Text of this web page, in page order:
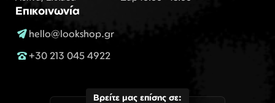
Επικοινωνία
hello@lookshop.gr
+30 213 045 4922
Βρείτε μας επίσης σε: